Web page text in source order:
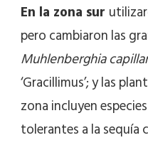
En la zona sur
pero cambiaron las
Muhlenberghia
‘Gracillimus’; y las
zona incluyen
tolerantes a la sequía